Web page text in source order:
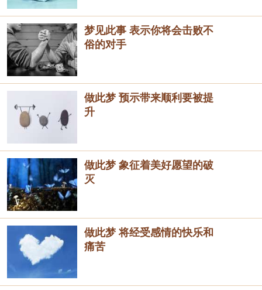
梦见此事 表示你将会击败不
俗的对手
做此梦 预示带来顺利要被提
升
做此梦 象征着美好愿望的破
灭
做此梦 将经受感情的快乐和
痛苦